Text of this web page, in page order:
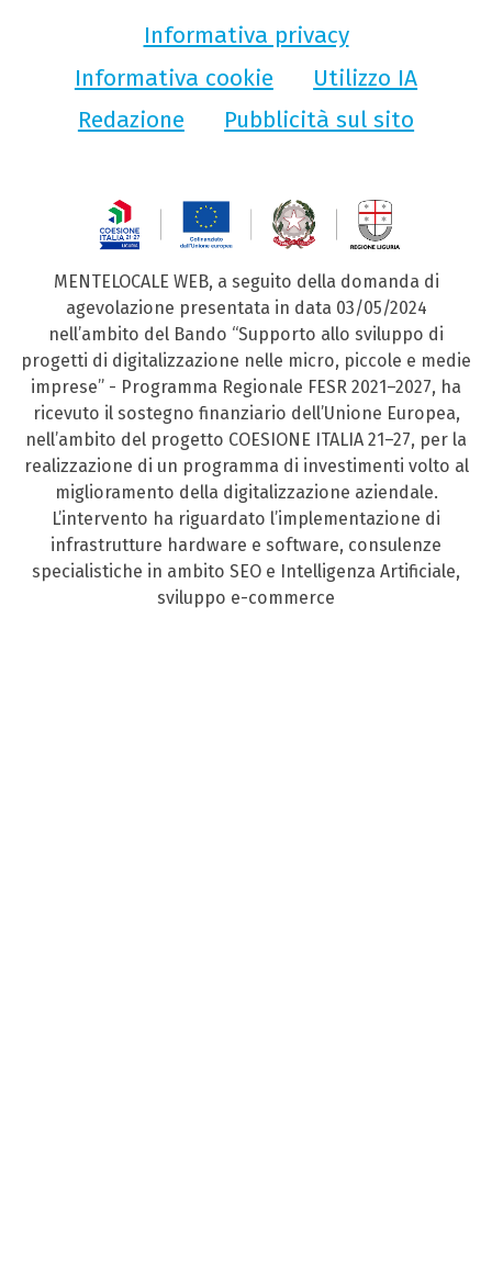
Informativa privacy
Informativa cookie
Utilizzo IA
Redazione
Pubblicità sul sito
MENTELOCALE WEB, a seguito della domanda di
agevolazione presentata in data 03/05/2024
nell’ambito del Bando “Supporto allo sviluppo di
progetti di digitalizzazione nelle micro, piccole e medie
imprese” - Programma Regionale FESR 2021–2027, ha
ricevuto il sostegno finanziario dell’Unione Europea,
nell’ambito del progetto COESIONE ITALIA 21–27, per la
realizzazione di un programma di investimenti volto al
miglioramento della digitalizzazione aziendale.
L’intervento ha riguardato l’implementazione di
infrastrutture hardware e software, consulenze
specialistiche in ambito SEO e Intelligenza Artificiale,
sviluppo e-commerce